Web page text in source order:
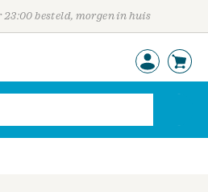
23:00 besteld, morgen in huis